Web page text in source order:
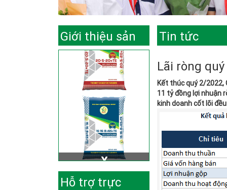
Giới thiệu sản
phẩm
Hỗ trợ trực
Tin tức
Lãi ròng
Kết thúc quý 2/2022,
11 tỷ đồng lợi nhuận
kinh doanh cốt lõi